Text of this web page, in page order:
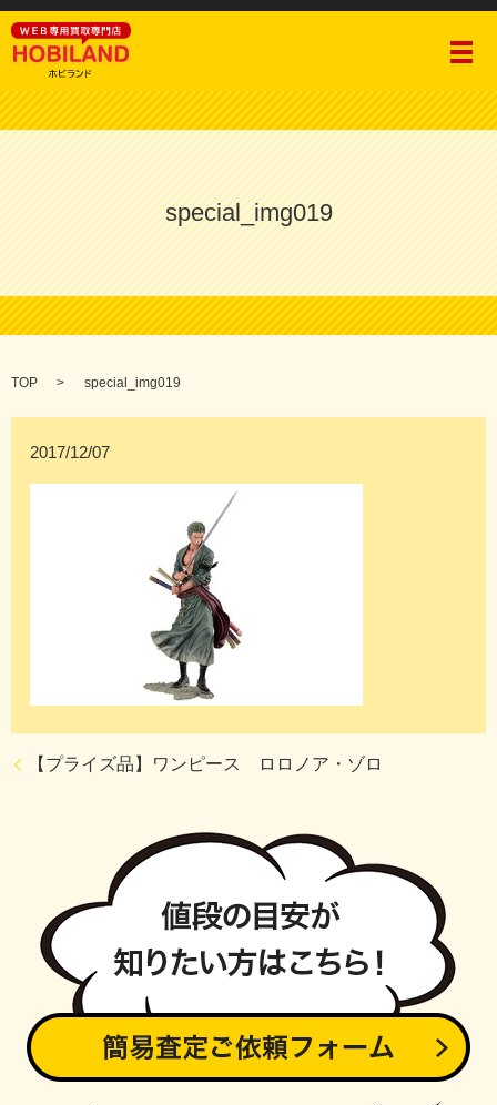
メ
special_img019
TOP special_img019
2017/12/07
【プライズ品】ワンピース ロロノア・ゾロ